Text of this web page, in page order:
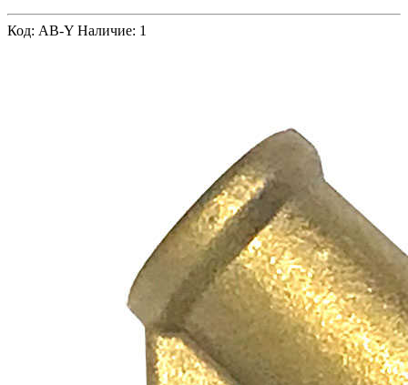
Код: AB-Y Наличие: 1